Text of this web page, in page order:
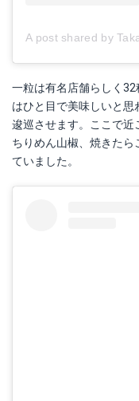
A post shared by
一粒は有名店舗らしく
はひと目で美味しいと
逡巡させます。ここで近
ちりめん山椒、焼きた
ていました。